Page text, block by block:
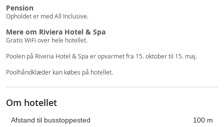
Pension
Opholdet er med All Inclusive.
Mere om Riviera Hotel & Spa
Gratis WiFi over hele hotellet.
Poolen på Riveria Hotel & Spa er opvarmet fra 15. oktober til 15. maj.
Poolhåndklæder kan købes på hotellet.
Om hotellet
Afstand til busstoppested
100 m